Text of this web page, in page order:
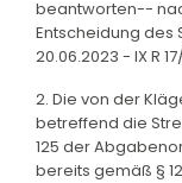
beantworten--
Entscheidung des
20.06.2023 - IX R 17/
2. Die von der
betreffend die
125 der
bereits gemäß §